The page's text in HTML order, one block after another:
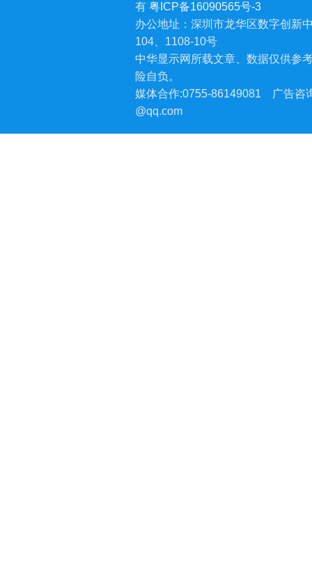
有 粤ICP备16090565号-3
办公地址：深圳市龙华区数字创新
104、1108-10号
中华显示网所载文章、数据仅供参
险自负。
媒体合作:0755-86149081
广告咨
@qq.com